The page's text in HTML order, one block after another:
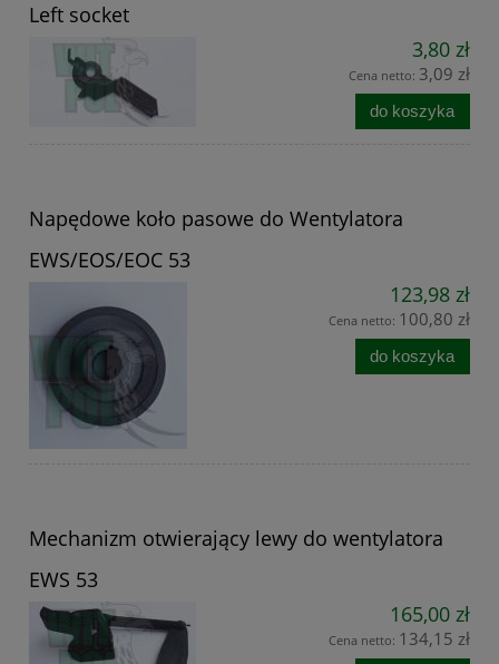
Left socket
3,80 zł
Cena netto: 3,09 zł
do koszyka
Napędowe koło pasowe do Wentylatora
EWS/EOS/EOC 53
123,98 zł
Cena netto: 100,80 zł
do koszyka
Mechanizm otwierający lewy do wentylatora
EWS 53
165,00 zł
Cena netto: 134,15 zł